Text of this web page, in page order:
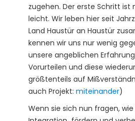
zugehen. Der erste Schritt ist
leicht. Wir leben hier seit
Land Haustür an Haustür
kennen wir uns nur wenig
unsere angeblichen
Vorurteilen und diese
größtenteils auf
auch Projekt: miteinander)
Wenn sie sich nun fragen,